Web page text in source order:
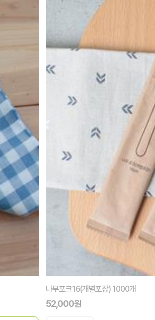
PE2622 무지봉투 100장
6,000원